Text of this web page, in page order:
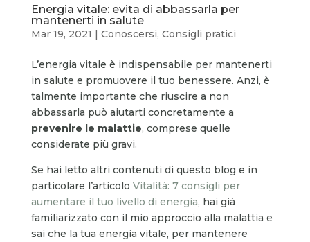
Energia vitale: evita di abbassarla per
mantenerti in salute
Mar 19, 2021 | Conoscersi, Consigli pratici
L’energia vitale è indispensabile per mantenerti
in salute e promuovere il tuo benessere. Anzi, è
talmente importante che riuscire a non
abbassarla può aiutarti concretamente a
prevenire le malattie, comprese quelle
considerate più gravi.
Se hai letto altri contenuti di questo blog e in
particolare l’articolo Vitalità: 7 consigli per
aumentare il tuo livello di energia, hai già
familiarizzato con il mio approccio alla malattia e
sai che la tua energia vitale, per mantenere